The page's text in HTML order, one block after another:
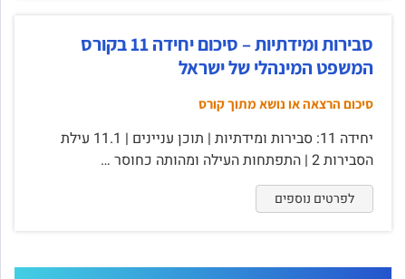
סבירות ומידתיות – סיכום יחידה 11 בקורס
המשפט המינהלי של ישראל
סיכום הרצאה או נושא מתוך קורס
יחידה 11: סבירות ומידתיות | תוכן עניינים | 11.1 עילת
הסבירות 2 | התפתחות העילה ומהותה כחוסר …
לפרטים נוספים